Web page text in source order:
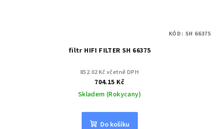
filtr HIFI FILTER SH 66375
852.02 Kč včetně DPH
704.15 Kč
Skladem (Rokycany)
Do košíku
KÓD: SH 66375